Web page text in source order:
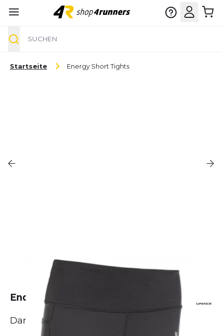
Startseite Energy Short Tights
Endurance Energy Short Tights
Damen